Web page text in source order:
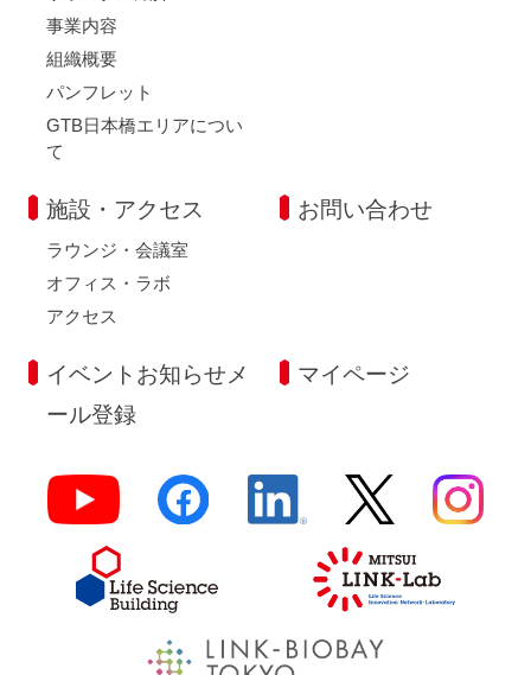
事業内容
組織概要
パンフレット
GTB日本橋エリアについ
て
施設・アクセス
ラウンジ・会議室
オフィス・ラボ
アクセス
お問い合わせ
イベントお知らせメ
ール登録
マイページ